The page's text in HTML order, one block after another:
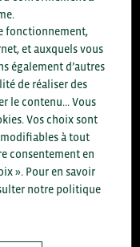
réunions
notre équipe en 2025
fonctionnement,
et auxquels vous
également d’autres
de réaliser des
le contenu... Vous
Vos choix sont
à tout
consentement en
». Pour en savoir
notre politique